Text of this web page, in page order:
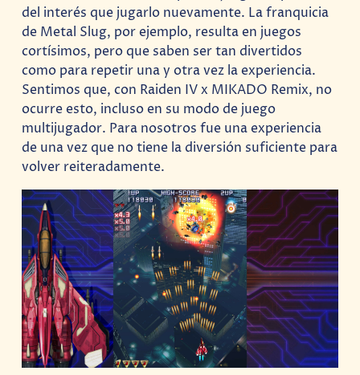
del interés que jugarlo nuevamente. La franquicia
de Metal Slug, por ejemplo, resulta en juegos
cortísimos, pero que saben ser tan divertidos
como para repetir una y otra vez la experiencia.
Sentimos que, con Raiden IV x MIKADO Remix, no
ocurre esto, incluso en su modo de juego
multijugador. Para nosotros fue una experiencia
de una vez que no tiene la diversión suficiente para
volver reiteradamente.